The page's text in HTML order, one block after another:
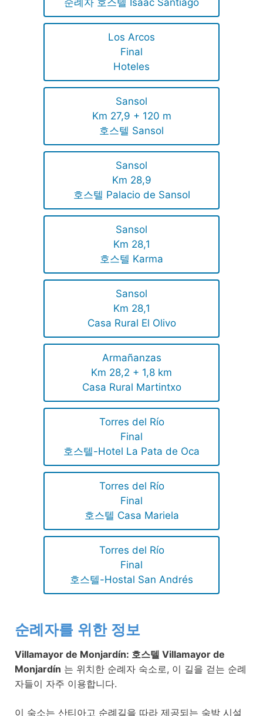
Los Arcos
Final
Hoteles
Sansol
Km 27,9 + 120 m
호스텔 Sansol
Sansol
Km 28,9
호스텔 Palacio de Sansol
Sansol
Km 28,1
호스텔 Karma
Sansol
Km 28,1
Casa Rural El Olivo
Armañanzas
Km 28,2 + 1,8 km
Casa Rural Martintxo
Torres del Río
Final
호스텔-Hotel La Pata de Oca
Torres del Río
Final
호스텔 Casa Mariela
Torres del Río
Final
호스텔-Hostal San Andrés
순례자를 위한 정보
Villamayor de Monjardín: 호스텔 Villamayor de
Monjardín 는 위치한 순례자 숙소로, 이 길을 걷는 순례
자들이 자주 이용합니다.
이 숙소는 산티아고 순례길을 따라 제공되는 숙박 시설